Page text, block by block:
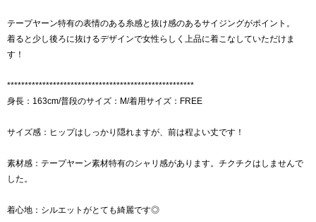
テープヤーン特有の表情のある糸感と抜け感のあるサイジングがポイント。
着ると少し後ろに抜けるデザインで女性らしく上品に着こなしていただけま
す！
*****************************************************
身長：163cm/普段のサイズ：M/着用サイズ：FREE
サイズ感：ヒップはしっかり隠れますが、前は程よい丈です！
素材感：テープヤーン素材特有のシャリ感があります。チクチクはしませんで
した。
着心地：シルエットがとても綺麗です◎